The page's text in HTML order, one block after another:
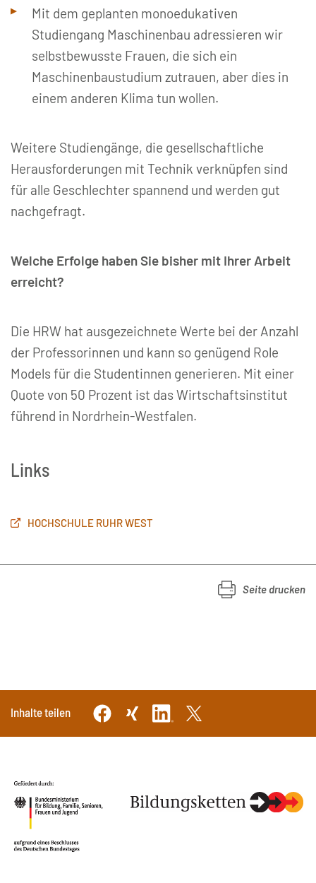
Mit dem geplanten monoedukativen
Studiengang Maschinenbau adressieren wir
selbstbewusste Frauen, die sich ein
Maschinenbaustudium zutrauen, aber dies in
einem anderen Klima tun wollen.
Weitere Studiengänge, die gesellschaftliche
Herausforderungen mit Technik verknüpfen sind
für alle Geschlechter spannend und werden gut
nachgefragt.
Welche Erfolge haben Sie bisher mit Ihrer Arbeit
erreicht?
Die HRW hat ausgezeichnete Werte bei der Anzahl
der Professorinnen und kann so genügend Role
Models für die Studentinnen generieren. Mit einer
Quote von 50 Prozent ist das Wirtschaftsinstitut
führend in Nordrhein-Westfalen.
Links
HOCHSCHULE RUHR WEST
Seite drucken
Inhalte teilen